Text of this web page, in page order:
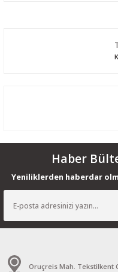
Haber
Yeniliklerden haberdar
Oruçreis Mah. Tekstilkent